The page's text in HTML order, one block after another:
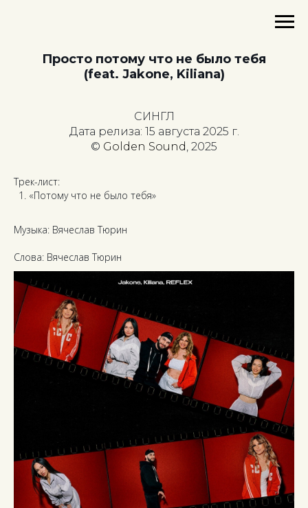
Просто потому что не было тебя
(feat. Jakone, Kiliana)
СИНГЛ
Дата релиза: 15 августа 2025 г.
© Golden Sound, 2025
Трек-лист:
«Потому что не было тебя»
Музыка: Вячеслав Тюрин
Слова: Вячеслав Тюрин